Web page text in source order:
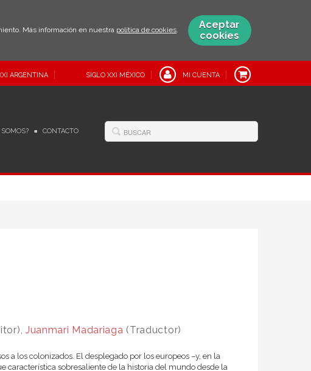
Más información en nuestra política de cookies.
Aceptar
cookies
ARGENTINA SIGLO XXI MÉXICO MI CUENTA
CONTACTO
Juanmari Madariaga (Traductor)
a los colonizados. El desplegado por los europeos –y, en la
característica sobresaliente de la historia del mundo desde la